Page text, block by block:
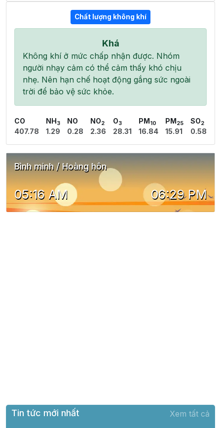
Chất lượng không khí
Khá
Không khí ở mức chấp nhận được. Nhóm
người nhạy cảm có thể cảm thấy khó chịu
nhẹ. Nên hạn chế hoạt động gắng sức ngoài
trời để bảo vệ sức khỏe.
CO
407.78
NH 3
1.29
NO
0.28
NO2
2.36
O3
28.31
PM 10
16.84
PM 25
15.91
SO2
0.58
Bình minh / Hoàng hôn
05:16 AM 06:29 PM
Tin tức mới nhất Xem tất cả